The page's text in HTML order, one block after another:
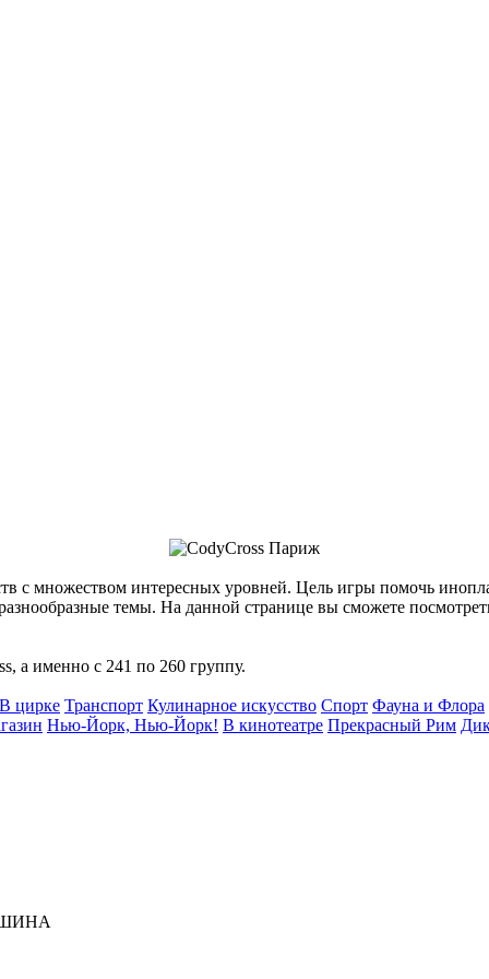
с множеством интересных уровней. Цель игры помочь
темы. На данной странице вы сможете
а именно с 241 по 260 группу.
В цирке Транспорт Кулинарное искусство Спорт Фауна и Флора
Нью-Йорк, Нью-Йорк! В кинотеатре Прекрасный Рим